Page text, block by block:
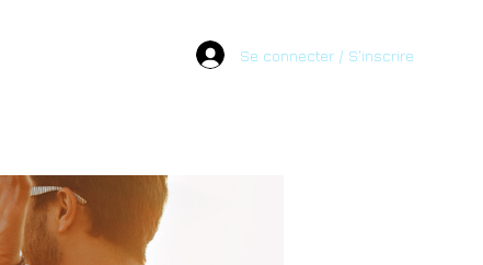
Se connecter / S'inscrire